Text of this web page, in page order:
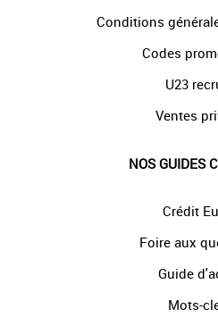
Conditions
Codes
U23
Ventes
NOS GUIDES
Crédit
Foire aux
Guide
Mots-